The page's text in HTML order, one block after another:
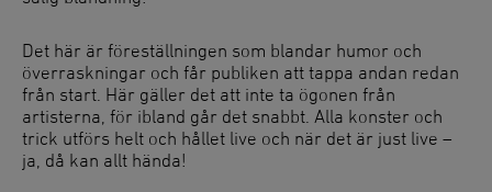
Det här är föreställningen som blandar humor och
överraskningar och får publiken att tappa andan redan
från start. Här gäller det att inte ta ögonen från
artisterna, för ibland går det snabbt. Alla konster och
trick utförs helt och hållet live och när det är just live –
ja, då kan allt hända!